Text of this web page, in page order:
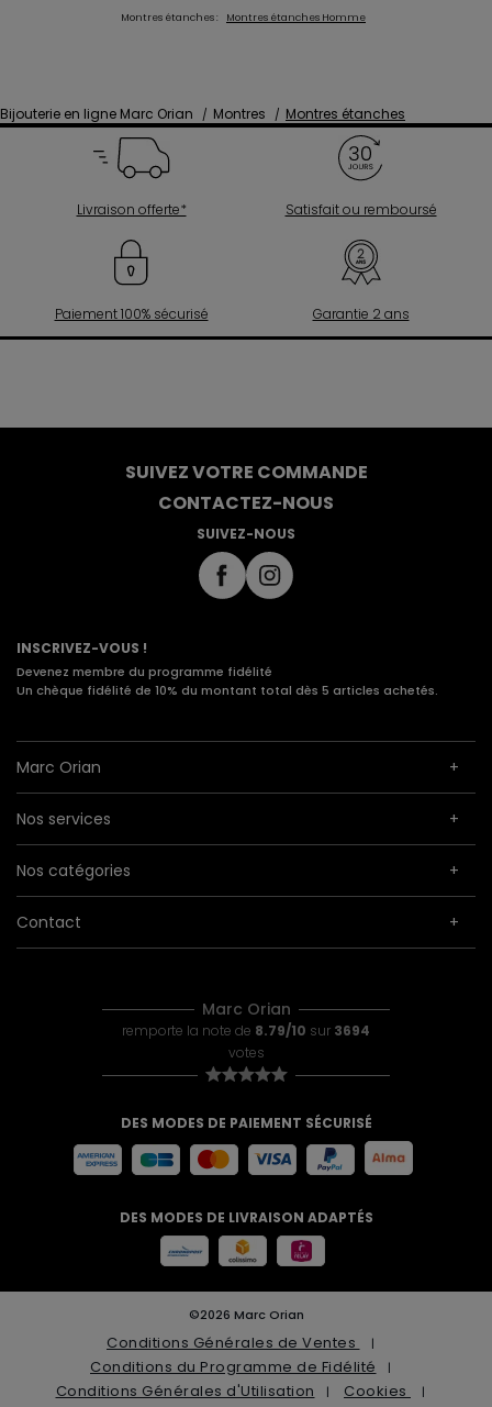
Montres étanches : Montres étanches Homme
Bijouterie en ligne Marc Orian Montres Montres étanches
Livraison offerte* Satisfait ou remboursé
Paiement 100% sécurisé Garantie 2 ans
SUIVEZ VOTRE COMMANDE
CONTACTEZ-NOUS
SUIVEZ-NOUS
INSCRIVEZ-VOUS !
Devenez membre du programme fidélité
Un chèque fidélité de 10% du montant total dès 5 articles achetés.
Marc Orian
Nos services
Nos catégories
Contact
Marc Orian
remporte la note de 8.79/10 sur 3694
votes
DES MODES DE PAIEMENT SÉCURISÉ
DES MODES DE LIVRAISON ADAPTÉS
©2026 Marc Orian
Conditions Générales de Ventes
Conditions du Programme de Fidélité
Conditions Générales d'Utilisation
Cookies